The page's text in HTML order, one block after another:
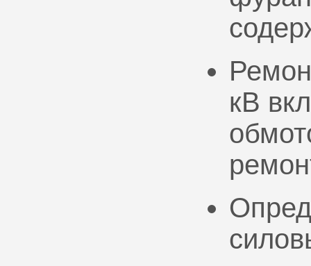
кВ